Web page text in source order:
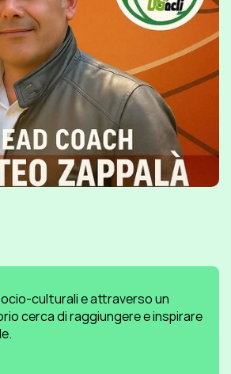
culturali e attraverso un
cerca di raggiungere e inspirare